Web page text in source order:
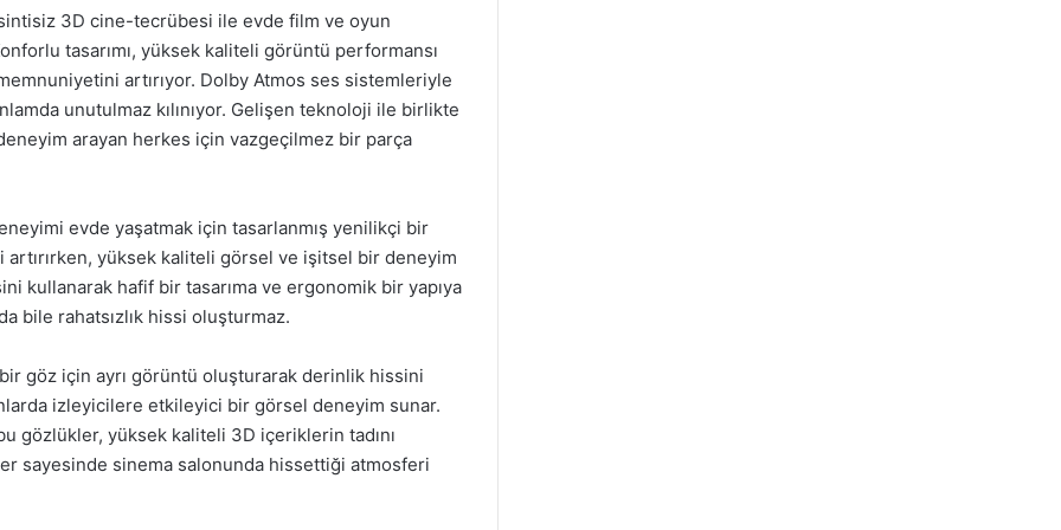
3D cine-tecrübesi ile evde film ve oyun
tasarımı, yüksek kaliteli görüntü performansı
artırıyor. Dolby Atmos ses sistemleriyle
unutulmaz kılınıyor. Gelişen teknoloji ile birlikte
arayan herkes için vazgeçilmez bir parça
evde yaşatmak için tasarlanmış yenilikçi bir
artırırken, yüksek kaliteli görsel ve işitsel bir deneyim
kullanarak hafif bir tasarıma ve ergonomik bir yapıya
bile rahatsızlık hissi oluşturmaz.
göz için ayrı görüntü oluşturarak derinlik hissini
izleyicilere etkileyici bir görsel deneyim sunar.
gözlükler, yüksek kaliteli 3D içeriklerin tadını
sayesinde sinema salonunda hissettiği atmosferi